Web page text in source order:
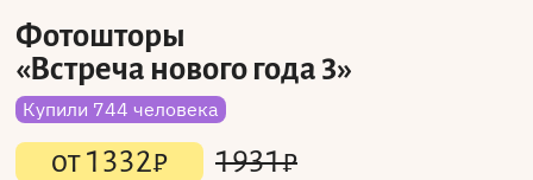
Фотошторы
«Встреча нового года 3»
Купили 744 человека
от1332₽ 1931₽